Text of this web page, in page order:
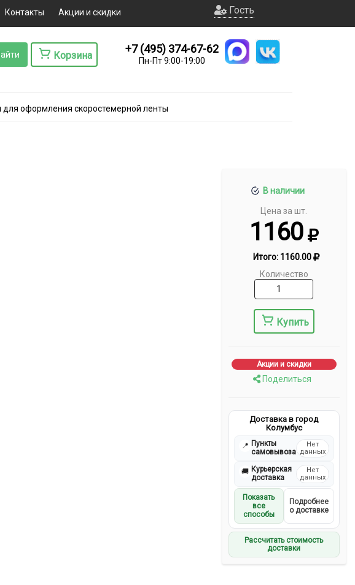
Контакты Акции и скидки Гость
Корзина
+7 (495) 374-67-62
Пн-Пт 9:00-19:00
оформления скоростемерной ленты
В наличии
Цена за шт.
1160
Итого: 1160.00
Количество
Купить
Акции и скидки
Поделиться
Доставка в город
Колумбус
📍 Пункты
самовывоза
Нет
данных
🚚 Курьерская
доставка
Нет
данных
Показать
все
способы
Подробнее
о доставке
Рассчитать стоимость
доставки